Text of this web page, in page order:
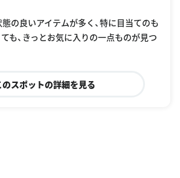
の良いアイテムが多く、特に目当てのも
も、きっとお気に入りの一点ものが見つ
のスポットの詳細を見る